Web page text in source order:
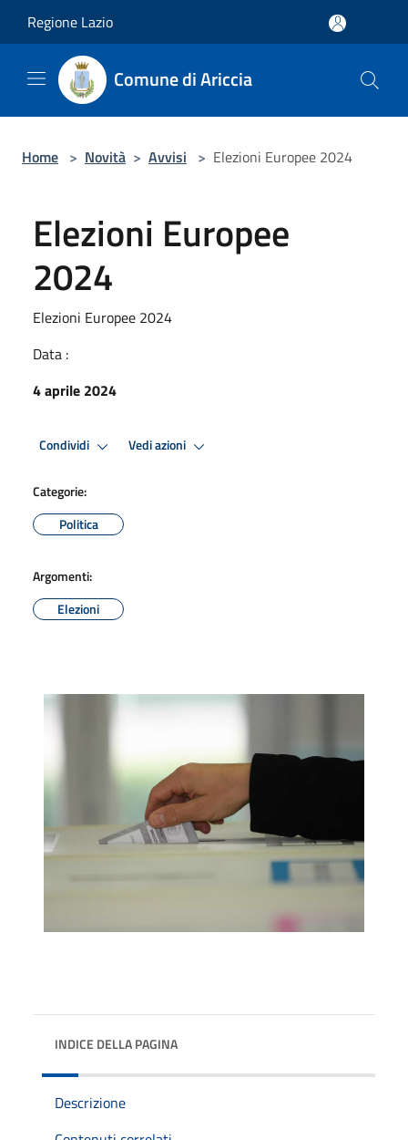
Regione Lazio
Comune di Ariccia
Home > Novità > Avvisi > Elezioni Europee 2024
Elezioni Europee
2024
Elezioni Europee 2024
Data :
4 aprile 2024
Condividi Vedi azioni
Categorie:
Politica
Argomenti:
Elezioni
INDICE DELLA PAGINA
Descrizione